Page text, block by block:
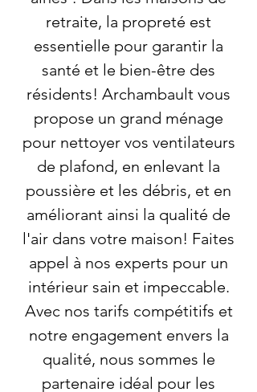
retraite, la propreté est
essentielle pour garantir la
santé et le bien-être des
résidents! Archambault vous
propose un grand ménage
pour nettoyer vos ventilateurs
de plafond, en enlevant la
poussière et les débris, et en
améliorant ainsi la qualité de
l'air dans votre maison! Faites
appel à nos experts pour un
intérieur sain et impeccable.
Avec nos tarifs compétitifs et
notre engagement envers la
qualité, nous sommes le
partenaire idéal pour les